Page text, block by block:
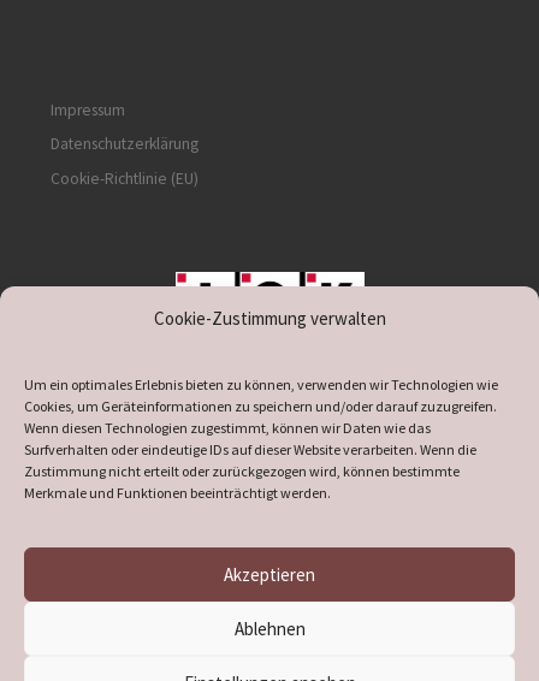
Cookie-Zustimmung verwalten
Um ein optimales Erlebnis bieten zu können, verwenden wir Technologien wie
Cookies, um Geräteinformationen zu speichern und/oder darauf zuzugreifen.
Wenn diesen Technologien zugestimmt, können wir Daten wie das
Surfverhalten oder eindeutige IDs auf dieser Website verarbeiten. Wenn die
Zustimmung nicht erteilt oder zurückgezogen wird, können bestimmte
Merkmale und Funktionen beeinträchtigt werden.
Akzeptieren
Ablehnen
Impressum
Datenschutzerklärung
Cookie-Richtlinie (EU)
supported by DÖ
Heimatverein Verl– Alle Rechte vorbehalten